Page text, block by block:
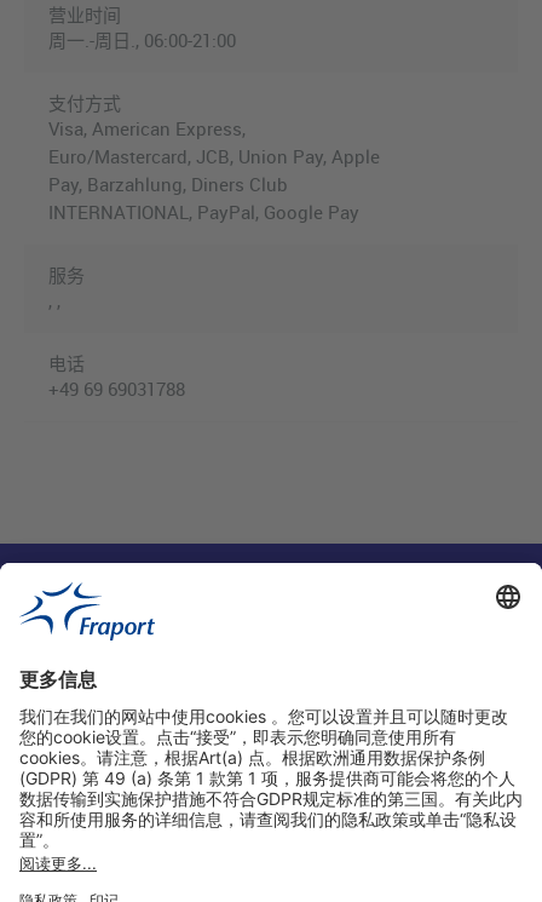
营业时间
周一.-周日., 06:00-21:00
支付方式
Visa, American Express,
Euro/Mastercard, JCB, Union Pay, Apple
Pay, Barzahlung, Diners Club
INTERNATIONAL, PayPal, Google Pay
服务
, ,
电话
+49 69 69031788
实用链接
购物&线上预定
关于我们